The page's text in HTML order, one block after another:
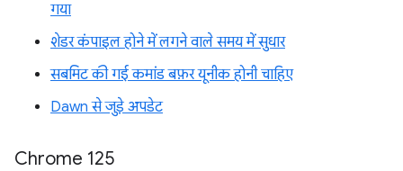
गया
शेडर कंपाइल होने में लगने वाले समय में सुधार
सबमिट की गई कमांड बफ़र यूनीक होनी चाहिए
Dawn से जुड़े अपडेट
Chrome 125